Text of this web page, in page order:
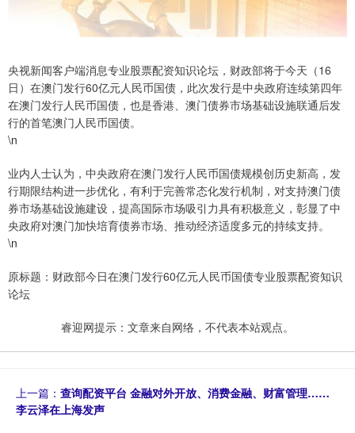
央视新闻客户端消息专业股票配资知识论坛，财政部将于今天（16
日）在澳门发行60亿元人民币国债，此次发行是中央政府连续第四年
在澳门发行人民币国债，也是香港、澳门债券市场基础设施联通后发
行的首笔澳门人民币国债。
\n
业内人士认为，中央政府在澳门发行人民币国债规模创历史新高，发
行期限结构进一步优化，有利于完善常态化发行机制，对支持澳门债
券市场基础设施建设，提高国际市场吸引力具有积极意义，彰显了中
央政府对澳门加快培育债券市场、推动经济适度多元的持续支持。
\n
原标题：财政部今日在澳门发行60亿元人民币国债专业股票配资知识
论坛
睿迎网提示：文章来自网络，不代表本站观点。
上一篇： 查询配资平台 金融对外开放、消费金融、财富管理……
李云泽在上海发声